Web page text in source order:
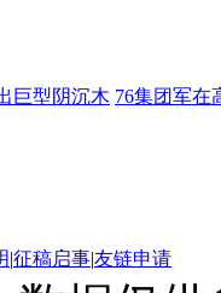
巨型阴沉木 76集团军在
|征稿启事|友链申请